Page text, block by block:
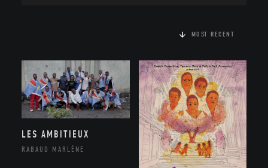
MOST RECENT
LES AMBITIEUX
RABAUD MARLÈNE